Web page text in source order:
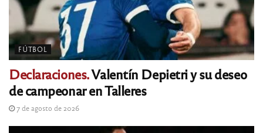
FÚTBOL
Declaraciones.Valentín Depietri y su deseo
de campeonar en Talleres
7 de agosto de 2026